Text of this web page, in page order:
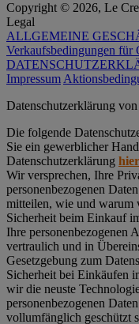
Copyright © 2026, Le
Legal
ALLGEMEINE
Verkaufsbedingungen für
Impressum
Datenschutz­erklärung
Die folgende
Sie ein gewerblicher
Datenschutzerklärung hier
Wir versprechen, Ihre
personenbezogenen
mitteilen, wie und warum
Sicherheit beim Einkauf
Ihre personenbezogenen
vertraulich und in
Gesetzgebung zum
Sicherheit bei Einkäufen
wir die neuste
personenbezogenen
vollumfänglich geschützt